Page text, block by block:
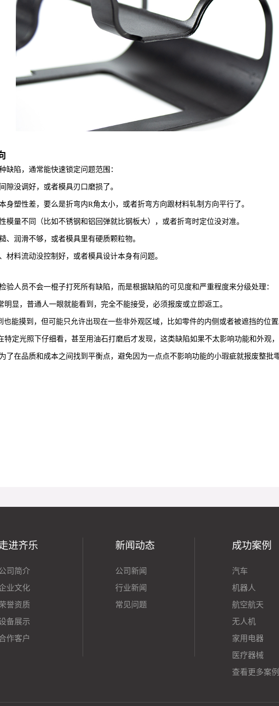
缺陷，通常能快速锁定问题范围：
隙没调好，或者模具刃口磨损了。
身塑性差，要么是折弯内R角太小，或者折弯方向跟材料轧制方向平行了。
模量不同（比如不锈钢和铝回弹就比钢板大），或者折弯时定位没对准。
、润滑不够，或者模具里有硬质颗粒物。
材料流动没控制好，或者模具设计本身有问题。
验人员不会一棍子打死所有缺陷，而是根据缺陷的可见度和严重程度来分级处理：
明显，普通人一眼就能看到，完全不能接受，必须报废或立即返工。
也能摸到，但可能只允许出现在一些非外观区域，比如零件的内侧或者被遮挡的位置
特定光照下仔细看，甚至用油石打磨后才发现，这类缺陷如果不太影响功能和外观，
了在品质和成本之间找到平衡点，避免因为一点点不影响功能的小瑕疵就报废整批
进齐乐
司简介
业文化
誉资质
备展示
作客户
新闻动态
公司新闻
行业新闻
常见问题
成功案例
汽车
机器人
航空航天
无人机
家用电器
医疗器械
查看更多案例